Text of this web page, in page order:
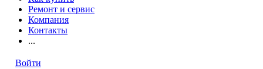
Ремонт и сервис
Компания
Контакты
...
Войти